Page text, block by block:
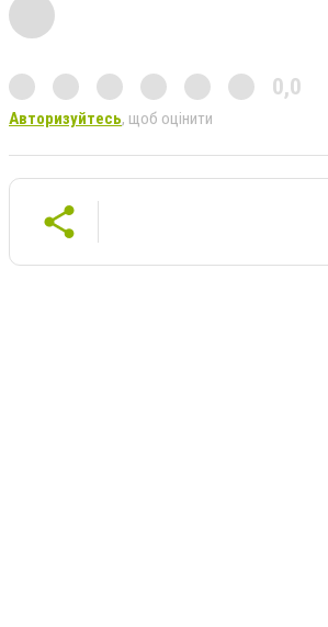
0,0
Авторизуйтесь, щоб оцінити